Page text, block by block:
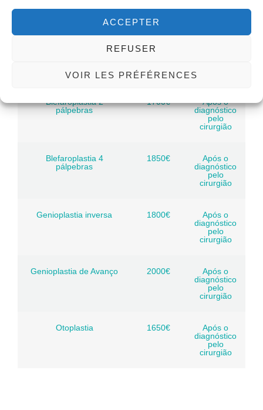
ACCEPTER
REFUSER
VOIR LES PRÉFÉRENCES
2400€
Blefaroplastia 2
pálpebras
1700€
Após o
diagnóstico
pelo
cirurgião
Blefaroplastia 4
pálpebras
1850€
Após o
diagnóstico
pelo
cirurgião
Genioplastia inversa 1800€
Após o
diagnóstico
pelo
cirurgião
Genioplastia de Avanço 2000€
Após o
diagnóstico
pelo
cirurgião
Otoplastia 1650€
Após o
diagnóstico
pelo
cirurgião